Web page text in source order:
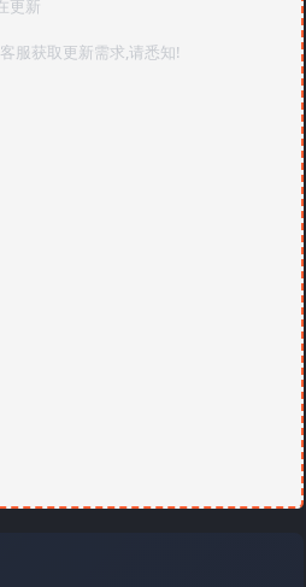
更新
服获取更新需求,请悉知!